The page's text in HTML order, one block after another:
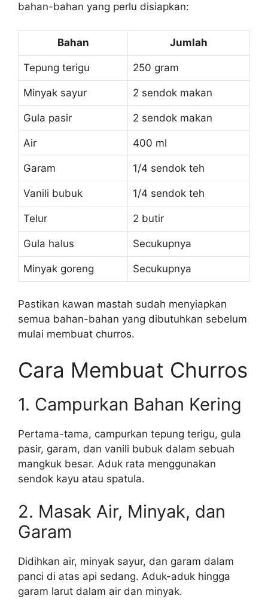
bahan-bahan yang perlu disiapkan:
Bahan Jumlah
Tepung terigu 250 gram
Minyak sayur 2 sendok makan
Gula pasir 2 sendok makan
Air 400 ml
Garam 1/4 sendok teh
Vanili bubuk 1/4 sendok teh
Telur 2 butir
Gula halus Secukupnya
Minyak goreng Secukupnya
Pastikan kawan mastah sudah menyiapkan
semua bahan-bahan yang dibutuhkan sebelum
mulai membuat churros.
Cara Membuat Churros
1. Campurkan Bahan Kering
Pertama-tama, campurkan tepung terigu, gula
pasir, garam, dan vanili bubuk dalam sebuah
mangkuk besar. Aduk rata menggunakan
sendok kayu atau spatula.
2. Masak Air, Minyak, dan
Garam
Didihkan air, minyak sayur, dan garam dalam
panci di atas api sedang. Aduk-aduk hingga
garam larut dalam air dan minyak.